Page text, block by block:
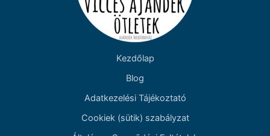
Kezdőlap
Blog
Adatkezelési Tájékoztató
Cookiek (sütik) szabályzat